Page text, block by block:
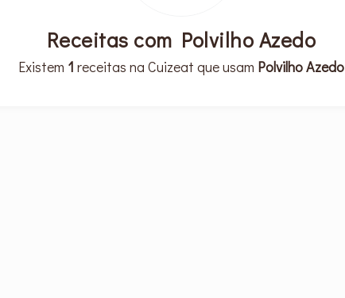
Receitas com Polvilho Azedo
Existem 1 receitas na Cuizeat que usam Polvilho Azedo